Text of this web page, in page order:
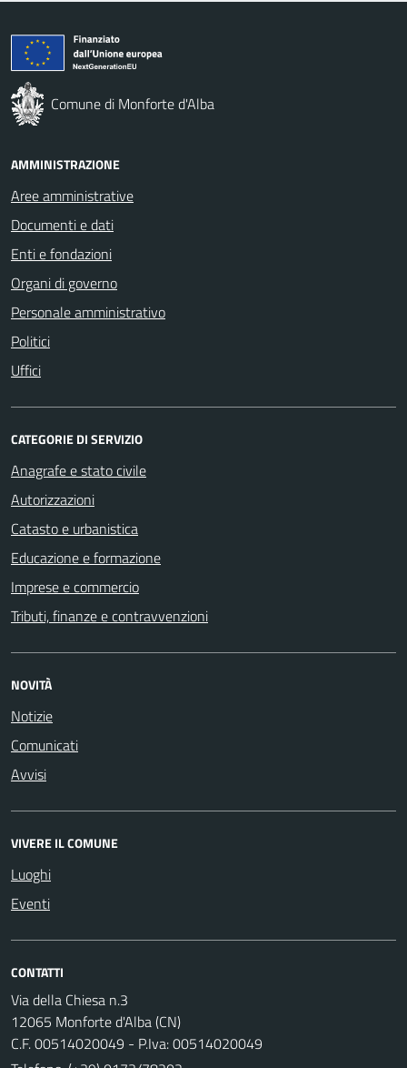
Comune di Monforte d'Alba
AMMINISTRAZIONE
Aree amministrative
Documenti e dati
Enti e fondazioni
Organi di governo
Personale amministrativo
Politici
Uffici
CATEGORIE DI SERVIZIO
Anagrafe e stato civile
Autorizzazioni
Catasto e urbanistica
Educazione e formazione
Imprese e commercio
Tributi, finanze e contravvenzioni
NOVITÀ
Notizie
Comunicati
Avvisi
VIVERE IL COMUNE
Luoghi
Eventi
CONTATTI
Via della Chiesa n.3
12065 Monforte d'Alba (CN)
C.F. 00514020049 - P.Iva: 00514020049